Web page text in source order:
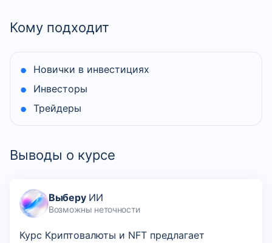
Кому подходит
Новички в инвестициях
Инвесторы
Трейдеры
Выводы о курсе
ВыберуИИ
Возможны неточности
Курс Криптовалюты и NFT предлагает